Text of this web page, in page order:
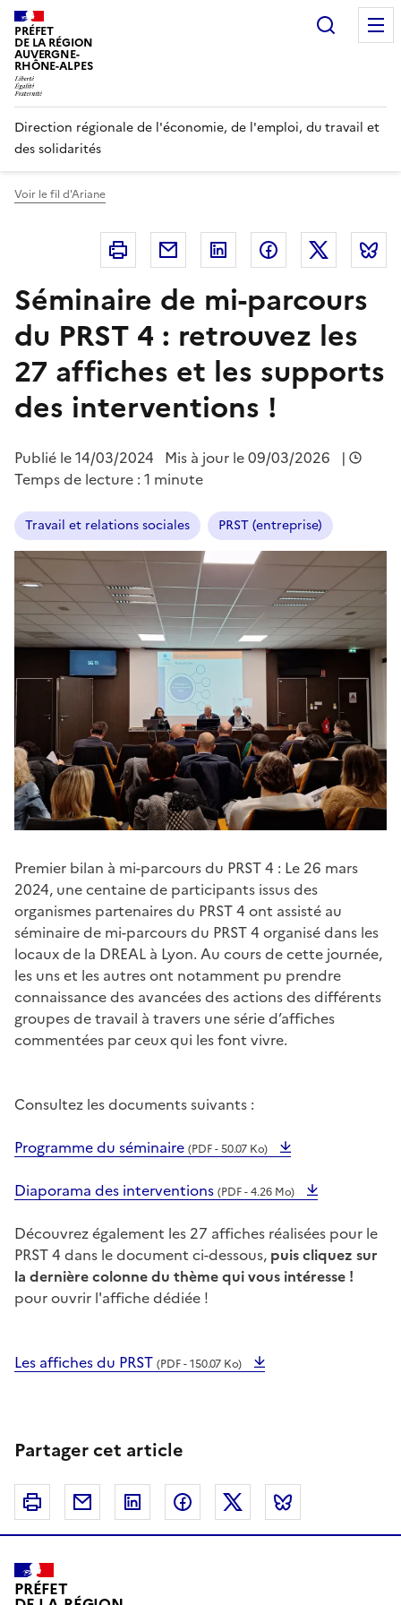
Panneau de gestion des cookies
PRÉFET
DE LA RÉGION
AUVERGNE-
RHÔNE-ALPES
Direction régionale de l'économie, de l'emploi, du travail et
des solidarités
Voir le fil d'Ariane
Imprimer Courriel Linkedin FacebookTwitter
Séminaire de mi-parcours
du PRST 4 : retrouvez les
27 affiches et les supports
des interventions !
Publié le14/03/2024 Mis à jour le 09/03/2026
|
Temps de lecture : 1 minute
Travail et relations sociales PRST (entreprise)
Premier bilan à mi-parcours du PRST 4 : Le 26 mars
2024, une centaine de participants issus des
organismes partenaires du PRST 4 ont assisté au
séminaire de mi-parcours du PRST 4 organisé dans les
locaux de la DREAL à Lyon. Au cours de cette journée,
les uns et les autres ont notamment pu prendre
connaissance des avancées des actions des différents
groupes de travail à travers une série d’affiches
commentées par ceux qui les font vivre.
Consultez les documents suivants :
Programme du séminaire (PDF - 50.07 Ko)
Diaporama des interventions (PDF - 4.26 Mo)
Découvrez également les 27 affiches réalisées pour le
PRST 4 dans le document ci-dessous, puis cliquez sur
la dernière colonne du thème qui vous intéresse !
pour ouvrir l'affiche dédiée !
Les affiches du PRST (PDF - 150.07 Ko)
Partager cet article
Imprimer Courriel Linkedin FacebookTwitter
PRÉFET